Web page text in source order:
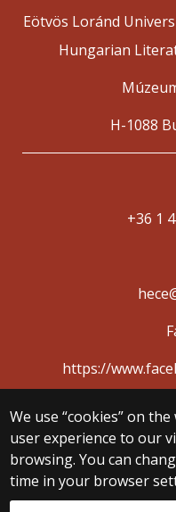
We use “cookies” on
user experience to our
browsing. You can
time in your browser
Eötvös Loránd
Hungarian
H-1088
+36 1
https://
© 2025
All
H-1053
T:
Web